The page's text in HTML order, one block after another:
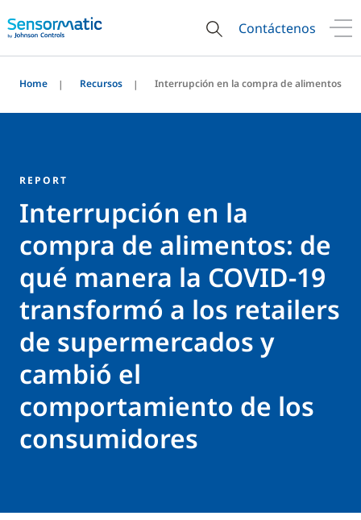
Contáctenos
Home Recursos Interrupción en la compra de alimentos
REPORT
Interrupción en la
compra de alimentos: de
qué manera la COVID-19
transformó a los retailers
de supermercados y
cambió el
comportamiento de los
consumidores